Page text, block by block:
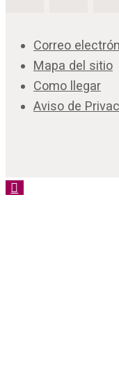
Correo
Mapa del sitio
Como llegar
Aviso de